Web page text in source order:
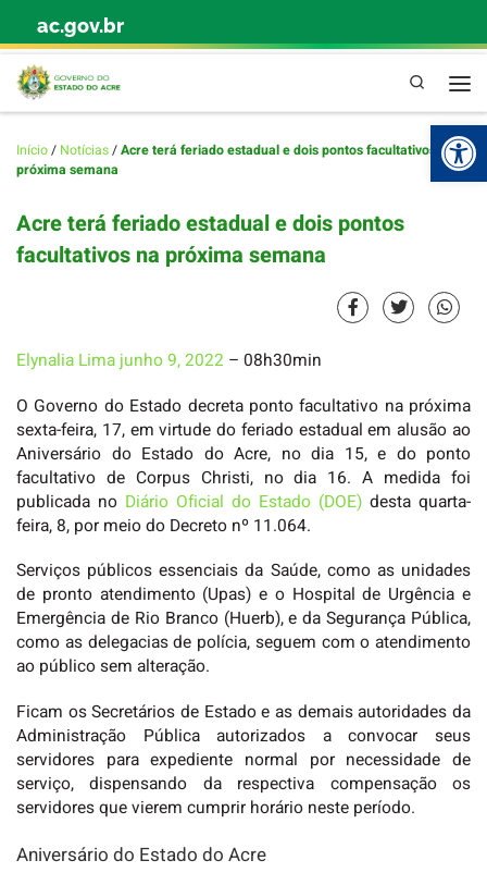
Skip to content
ac.gov.br
Pesquisa
Início/ Notícias/Acre terá feriado estadual e dois pontos facultativos na
próxima semana
Acre terá feriado estadual e dois pontos
facultativos na próxima semana
Elynalia Lima junho 9, 2022 – 08h30min
O Governo do Estado decreta ponto facultativo na próxima
sexta-feira, 17, em virtude do feriado estadual em alusão ao
Aniversário do Estado do Acre, no dia 15, e do ponto
facultativo de Corpus Christi, no dia 16. A medida foi
publicada no Diário Oficial do Estado (DOE) desta quarta-
feira, 8, por meio do Decreto nº 11.064.
Serviços públicos essenciais da Saúde, como as unidades
de pronto atendimento (Upas) e o Hospital de Urgência e
Emergência de Rio Branco (Huerb), e da Segurança Pública,
como as delegacias de polícia, seguem com o atendimento
ao público sem alteração.
Ficam os Secretários de Estado e as demais autoridades da
Administração Pública autorizados a convocar seus
servidores para expediente normal por necessidade de
serviço, dispensando da respectiva compensação os
servidores que vierem cumprir horário neste período.
Aniversário do Estado do Acre